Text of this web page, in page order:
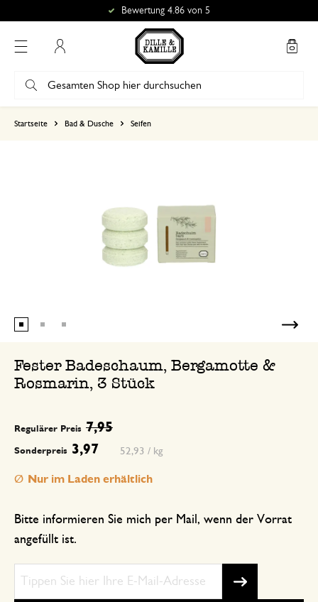
Bewertung 4.86 von 5
Startseite Bad & Dusche Seifen
Fester Badeschaum, Bergamotte &
Rosmarin, 3 Stück
Sonderpreis 3,97
Regulärer Preis 7,95
52,93 / kg
Bitte informieren Sie mich per Mail, wenn der Vorrat
angefüllt ist.
Nur im Laden erhältlich